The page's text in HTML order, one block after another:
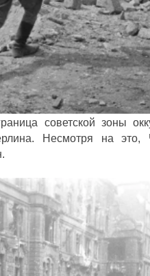
советской зоны
Несмотря на это,